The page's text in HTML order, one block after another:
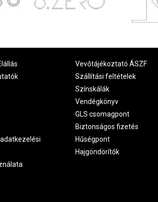
Vevőtájékoztató ÁSZF
Szállítási feltételek
Színskálák
Vendégkönyv
GLS csomagpont
Biztonságos fizetés
Hűségpont
Hajgöndörítők